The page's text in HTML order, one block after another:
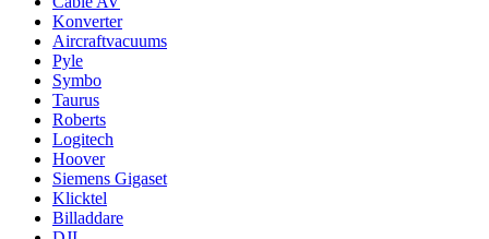
Konverter
Aircraftvacuums
Pyle
Symbo
Taurus
Roberts
Logitech
Hoover
Siemens Gigaset
Klicktel
Billaddare